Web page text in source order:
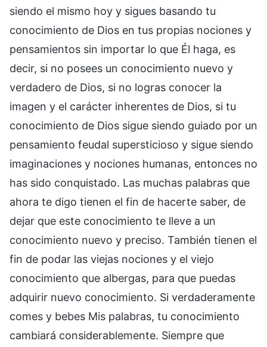
siendo el mismo hoy y sigues basando tu
conocimiento de Dios en tus propias nociones y
pensamientos sin importar lo que Él haga, es
decir, si no posees un conocimiento nuevo y
verdadero de Dios, si no logras conocer la
imagen y el carácter inherentes de Dios, si tu
conocimiento de Dios sigue siendo guiado por un
pensamiento feudal supersticioso y sigue siendo
imaginaciones y nociones humanas, entonces no
has sido conquistado. Las muchas palabras que
ahora te digo tienen el fin de hacerte saber, de
dejar que este conocimiento te lleve a un
conocimiento nuevo y preciso. También tienen el
fin de podar las viejas nociones y el viejo
conocimiento que albergas, para que puedas
adquirir nuevo conocimiento. Si verdaderamente
comes y bebes Mis palabras, tu conocimiento
cambiará considerablemente. Siempre que